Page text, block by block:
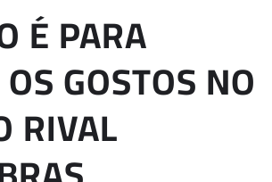
É PARA
GOSTOS NO
RIVAL